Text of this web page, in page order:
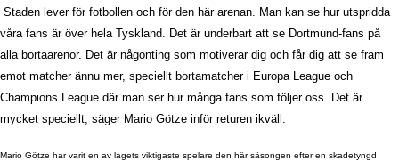
 Staden lever för fotbollen och för den här arenan. Man kan se hur utspridda
våra fans är över hela Tyskland. Det är underbart att se Dortmund-fans på
alla bortaarenor. Det är någonting som motiverar dig och får dig att se fram
emot matcher ännu mer, speciellt bortamatcher i Europa League och
Champions League där man ser hur många fans som följer oss. Det är
mycket speciellt, säger Mario Götze inför returen ikväll.
Mario Götze har varit en av lagets viktigaste spelare den här säsongen efter en skadetyngd